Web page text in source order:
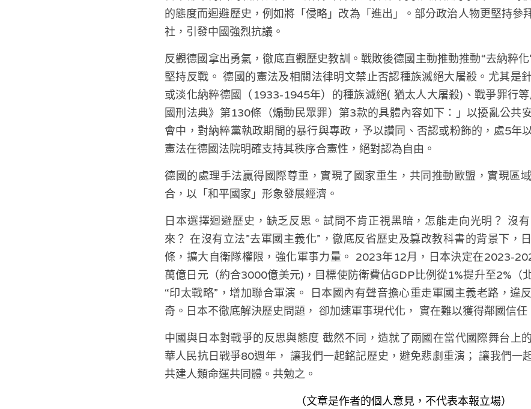
的態度而迴避歷史，例如將「侵略」改為「進出」。部分政治人物更堅持參
社，引發中國強烈抗議。
反觀德國拿出勇氣，徹底直觀歷史教訓。戰敗後德國主動推動推動“去納粹
堅持反戰。 德國的憲法及相關法律明文禁止否認種族滅絕大屠殺。尤其是
或淡化納粹德國（1933-1945年）的種族滅絕( 猶太人大屠殺)、戰爭罪行
國刑法典》第130條（煽動民眾罪）第3款的具體內容如下：」以擾亂公共
會中，對納粹黨執政期間的暴行與專政，予以讚同、否認或粉飾的，處5年
憲法在德國法院明確支持其秩序合憲性，絕對認為自由。
德國的處理手法贏得國際尊重，實現了國家重生，共同推動歐盟，實現區
合，以「和平國家」形象發展經濟。
日本選擇迴避歷史，缺乏反思。試問不肯正視黑暗，怎能走向光明？ 沒
來？ 在沒有立法”去軍國主義化”，徹底反省歷史及篡改教科書的背景下，
條，擴大自衛隊權限，強化軍事力量。 2023年12月，日本決定在2023-
萬億日元（約合3000億美元)，目標使防衛費佔GDP比例從1%提升至2%（
“印太戰略”，增加聯合軍演。 日本國內有聲音擔心重走軍國主義老路，違
奇。日本不徹底解決歷史問題， 卻加速軍事現代化， 實在難以獲得鄰國信任
中國與日本對戰爭的反思與態度 截然不同，造就了兩國在當代國際舞台上
華人民抗日戰爭80週年， 讓我們一起銘記歷史，避免悲劇重演； 讓我們一
共建人類命運共同體。共勉之。
（文章是作者的個人意見，不代表本報立場）